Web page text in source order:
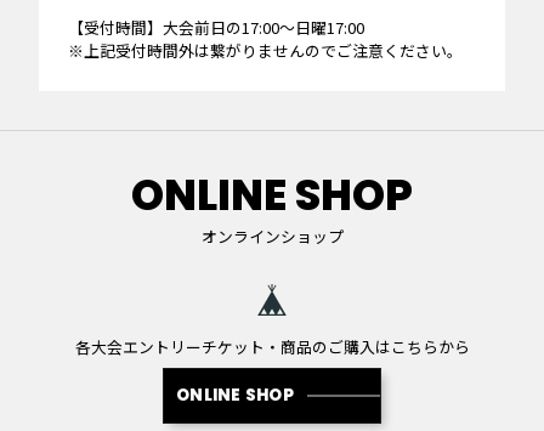
【受付時間】大会前日の17:00～日曜17:00
※上記受付時間外は繋がりませんのでご注意ください。
ONLINE SHOP
オンラインショップ
各大会エントリーチケット・商品のご購入はこちらから
ONLINE SHOP